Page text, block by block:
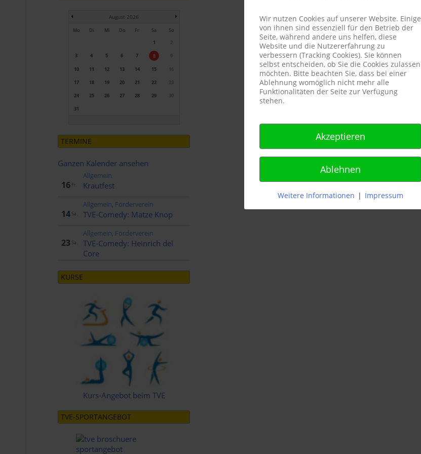
August 2026
Mo Di Mi Do Fr Sa
So
1
2
3
4 5 6 7 8 9
10 11 12 13 14 15
16
17
18 19 20 21 22
23
24
25 26 27 28 29
30
31
TERMINE
Ganzen Kalender ansehen
16 Fr.
Allgemein
Krautfest
14 Sa.
Allgemein, Förderverein
TVE-Comedy: Matze Knop
23 Sa.
Allgemein, Förderverein
TVE-Comedy: Heinrich del
Core
KURSE
Kurs-Angebot beim TVE
TVE-SPORTANGEBOT
Wir nutzen Cookies auf unserer Website. Einige
von ihnen sind essenziell für den Betrieb der
Seite, während andere uns helfen, diese
Website und die Nutzererfahrung zu
verbessern (Tracking Cookies). Sie können
selbst entscheiden, ob Sie die Cookies zulassen
möchten. Bitte beachten Sie, dass bei einer
Ablehnung womöglich nicht mehr alle
Funktionalitäten der Seite zur Verfügung
stehen.
Akzeptieren
Ablehnen
Weitere Informationen | Impressum